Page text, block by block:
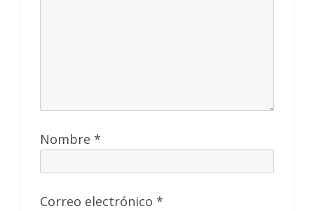
Nombre *
Correo electrónico *